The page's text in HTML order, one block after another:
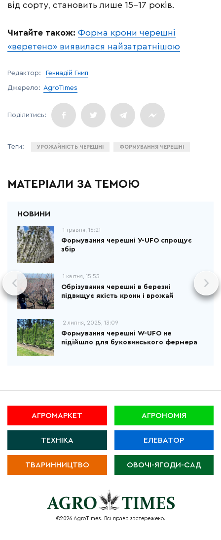
від сорту, становить лише 15-17 років.
Читайте також: Форма крони черешні
«веретено» виявилася найзатратнішою
Редактор: Геннадій Гнип
Джерело: AgroTimes
УРОЖАЙНІСТЬ ЧЕРЕШНІ ФОРМУВАННЯ ЧЕРЕШНІ
МАТЕРІАЛИ ЗА ТЕМОЮ
1 травня, 16:21
Формування черешні У-UFO спрощує
збір
1 квітня, 15:55
Обрізування черешні в березні
підвищує якість крони і врожай
2 липня, 2025, 13:09
Формування черешні W-UFO не
підійшло для буковинського фермера
АГРОМАРКЕТ АГРОНОМІЯ
ТЕХНІКА ЕЛЕВАТОР
ТВАРИННИЦТВО ОВОЧІ-ЯГОДИ-САД
©2026 AgroTimes. Всі права застережено.